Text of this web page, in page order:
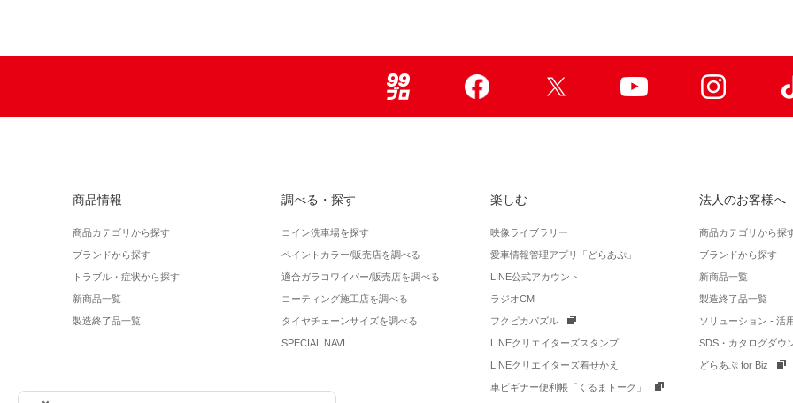
商品情報
商品カテゴリから探す
ブランドから探す
トラブル・症状から探す
新商品一覧
製造終了品一覧
調べる・探す
コイン洗車場を探す
ペイントカラー/販売店を調べる
適合ガラコワイパー/販売店を調べる
コーティング施工店を調べる
タイヤチェーンサイズを調べる
SPECIAL NAVI
楽しむ
映像ライブラリー
愛車情報管理アプリ「どらあぷ」
LINE公式アカウント
ラジオCM
フクピカパズル
LINEクリエイターズスタンプ
LINEクリエイターズ着せかえ
車ビギナー便利帳「くるまトーク」
法人のお客様へ
商品カテゴリから探
ブランドから探す
新商品一覧
製造終了品一覧
ソリューション - 活
SDS・カタログダウ
どらあぷ for Biz